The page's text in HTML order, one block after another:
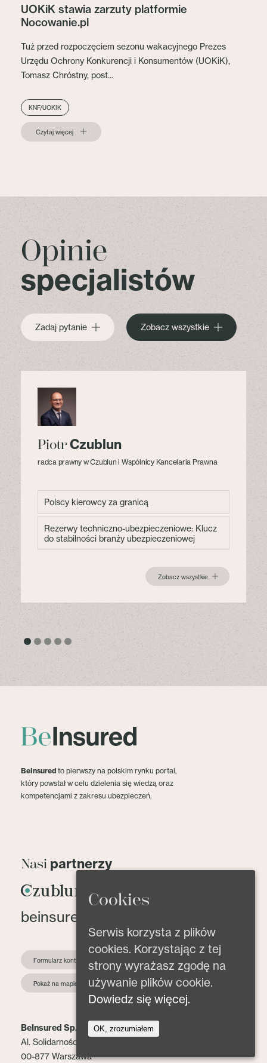
UOKiK stawia zarzuty platformie
Nocowanie.pl
Tuż przed rozpoczęciem sezonu wakacyjnego Prezes
Urzędu Ochrony Konkurencji i Konsumentów (UOKiK),
Tomasz Chróstny, post...
KNF/UOKIK
Czytaj więcej
Opinie
specjalistów
Zadaj pytanie Zobacz wszystkie
PiotrCzublun
radca prawny w Czublun i Wspólnicy Kancelaria Prawna
Polscy kierowcy za granicą
Rezerwy techniczno-ubezpieczeniowe: Klucz
do stabilności branży ubezpieczeniowej
Zobacz wszystkie
BeInsured to pierwszy na polskim rynku portal,
który powstał w celu dzielenia się wiedzą oraz
kompetencjami z zakresu ubezpieczeń.
Nasi partnerzy
beinsured@beinsured.pl
Formularz kontaktowy
Pokaż na mapie
BeInsured Sp. z o.o.
Al. Solidarności 153 lok. 2
00-877 Warszawa
Cookies
Serwis korzysta z plików
cookies. Korzystając z tej
strony wyrażasz zgodę na
używanie plików cookie.
Dowiedz się więcej.
OK, zrozumiałem